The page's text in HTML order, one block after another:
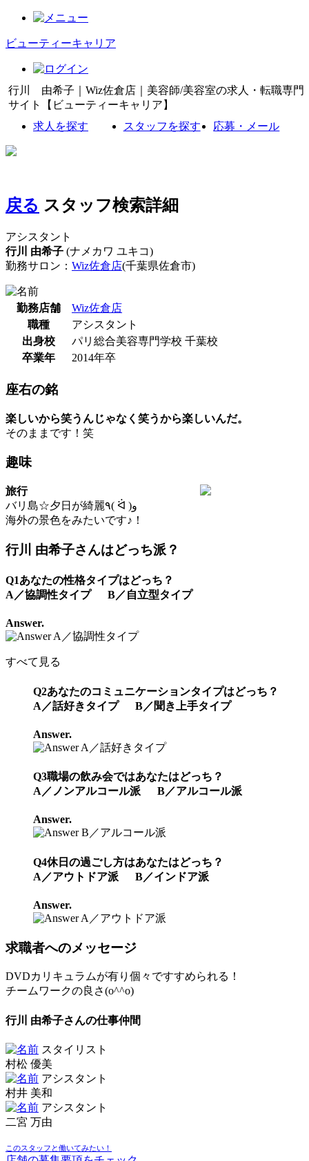
ビューティーキャリア
行川 由希子｜Wiz佐倉店｜美容師/美容室の求人・転職専門
サイト【ビューティーキャリア】
求人を探す
スタッフを探す 応募・メール
戻る スタッフ検索詳細
アシスタント
行川 由希子 (ナメカワ ユキコ)
勤務サロン： Wiz佐倉店(千葉県佐倉市)
勤務店舗
Wiz佐倉店
職種
アシスタント
出身校
パリ総合美容専門学校 千葉校
卒業年
2014年卒
座右の銘
楽しいから笑うんじゃなく笑うから楽しいんだ。
そのままです！笑
趣味
旅行
バリ島☆夕日が綺麗٩( ᐛ )و
海外の景色をみたいです♪！
行川 由希子さんはどっち派？
Q1あなたの性格タイプはどっち？
A／協調性タイプ B／自立型タイプ
Answer.
A／協調性タイプ
すべて見る
Q2あなたのコミュニケーションタイプはどっち？
A／話好きタイプ B／聞き上手タイプ
Answer.
A／話好きタイプ
Q3職場の飲み会ではあなたはどっち？
A／ノンアルコール派 B／アルコール派
Answer.
B／アルコール派
Q4休日の過ごし方はあなたはどっち？
A／アウトドア派 B／インドア派
Answer.
A／アウトドア派
求職者へのメッセージ
DVDカリキュラムが有り個々ですすめられる！
チームワークの良さ(o^^o)
行川 由希子さんの仕事仲間
スタイリスト
村松 優美
アシスタント
村井 美和
アシスタント
二宮 万由
このスタッフと働いてみたい！